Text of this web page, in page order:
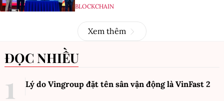
BLOCKCHAIN
Xem thêm
ĐỌC NHIỀU
Lý do Vingroup đặt tên sân vận động là VinFast 2